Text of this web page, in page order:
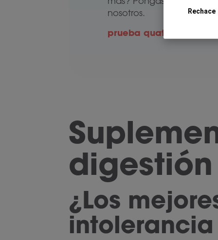
Rechace
nosotros.
prueba quatrase
digestión
¿Los